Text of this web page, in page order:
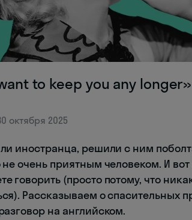
to keep you any
октября 2025
иностранца, решили с ним
не очень приятным человеком. И
говорить (просто потому, что
Рассказываем о спасительных
на английском.